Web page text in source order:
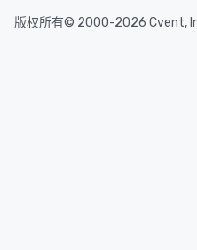
版权所有© 2000-2026 Cvent,